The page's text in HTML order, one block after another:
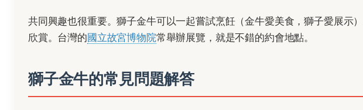
共同興趣也很重要。獅子金牛可以一起嘗試烹飪（金牛愛美食，獅子愛展示
欣賞。台灣的國立故宮博物院常舉辦展覽，就是不錯的約會地點。
獅子金牛的常見問題解答